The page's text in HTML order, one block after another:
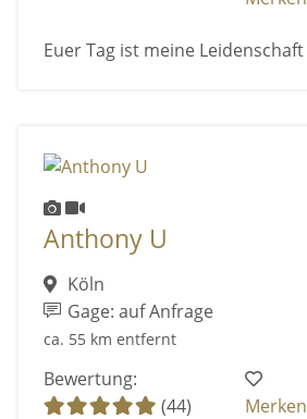
Euer Tag ist meine Leidenschaft
Anthony U
Köln
Gage: auf Anfrage
ca. 55 km entfernt
Bewertung:
(44)
Merken